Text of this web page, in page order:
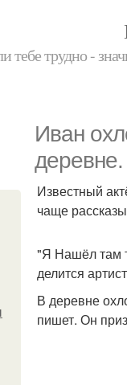
тебе трудно -
Иван
деревне.
Известный
чаще
"Я Нашёл там
делится
В деревне
пишет. Он